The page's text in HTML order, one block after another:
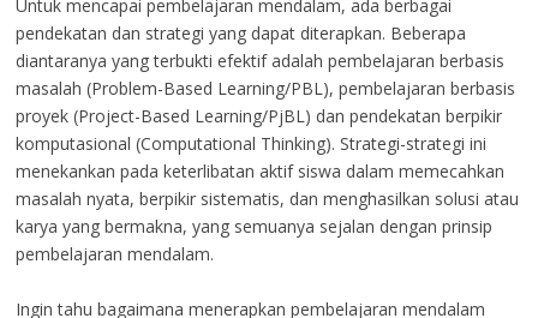
Untuk mencapai pembelajaran mendalam, ada berbagai
pendekatan dan strategi yang dapat diterapkan. Beberapa
diantaranya yang terbukti efektif adalah pembelajaran berbasis
masalah (Problem-Based Learning/PBL), pembelajaran berbasis
proyek (Project-Based Learning/PjBL) dan pendekatan berpikir
komputasional (Computational Thinking). Strategi-strategi ini
menekankan pada keterlibatan aktif siswa dalam memecahkan
masalah nyata, berpikir sistematis, dan menghasilkan solusi atau
karya yang bermakna, yang semuanya sejalan dengan prinsip
pembelajaran mendalam.
Ingin tahu bagaimana menerapkan pembelajaran mendalam